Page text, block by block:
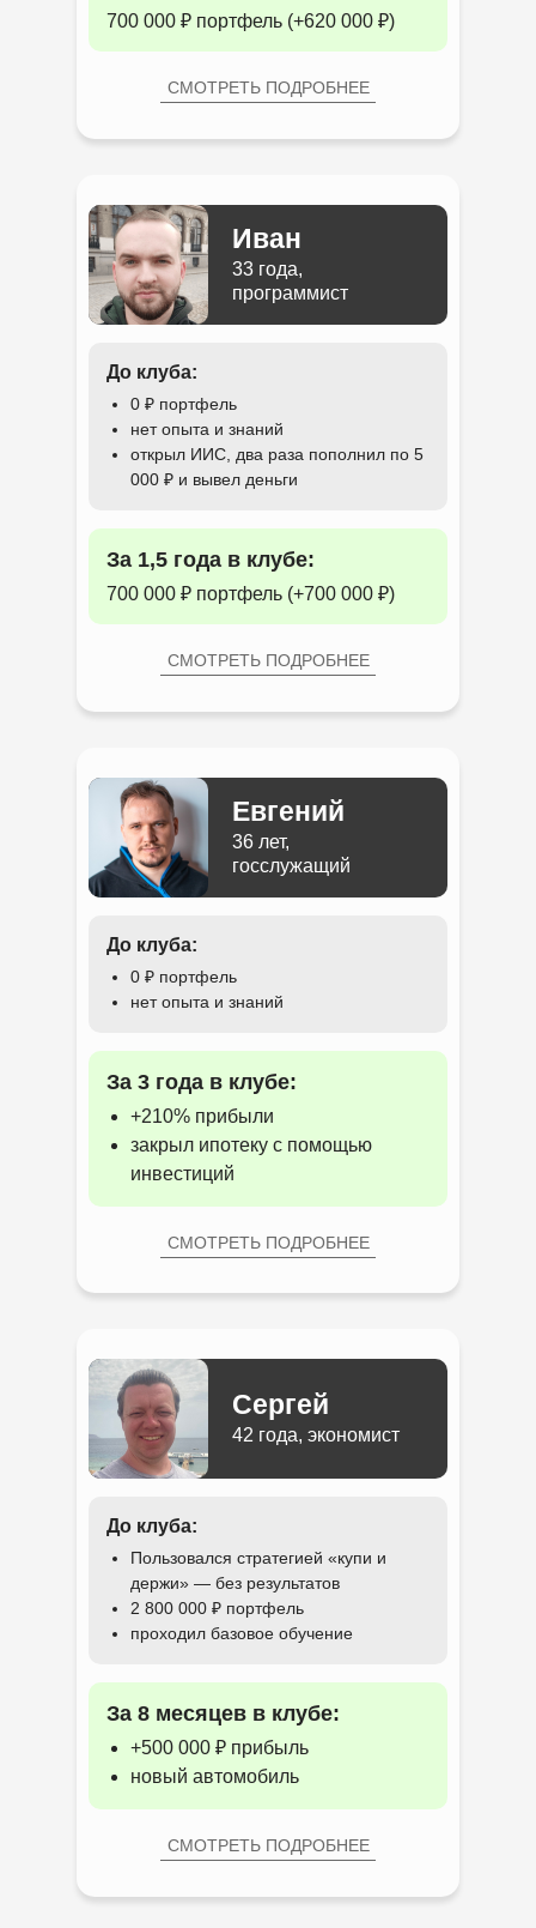
До клуба:
0 ₽ портфель
нет опыта и знаний
открыл ИИС, два раза пополнил по 5
000 ₽ и вывел деньги
За 1,5 года в клубе:
700 000 ₽ портфель (+700 000 ₽)
33 года,
программист
Иван
700 000 ₽ портфель (+620 000 ₽)
До клуба:
Пользовался стратегией «купи и
держи» — без результатов
2 800 000 ₽ портфель
проходил базовое обучение
За 8 месяцев в клубе:
+500 000 ₽ прибыль
новый автомобиль
42 года, экономист
Сергей
До клуба:
0 ₽ портфель
нет опыта и знаний
За 3 года в клубе:
+210% прибыли
закрыл ипотеку с помощью
инвестиций
36 лет,
госслужащий
Евгений
СМОТРЕТЬ ПОДРОБНЕЕ
СМОТРЕТЬ ПОДРОБНЕЕ
СМОТРЕТЬ ПОДРОБНЕЕ
СМОТРЕТЬ ПОДРОБНЕЕ